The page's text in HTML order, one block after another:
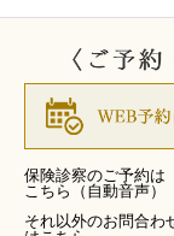
保険診察のご予約は
こちら（自動音声）
それ以外のお問合わ